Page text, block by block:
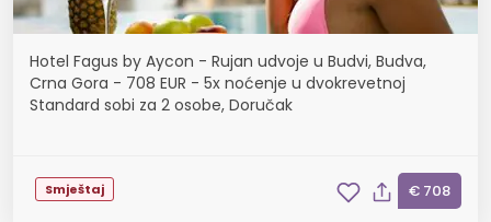
Hotel Fagus by Aycon - Rujan udvoje u Budvi, Budva,
Crna Gora - 708 EUR - 5x noćenje u dvokrevetnoj
Standard sobi za 2 osobe, Doručak
Smještaj € 708